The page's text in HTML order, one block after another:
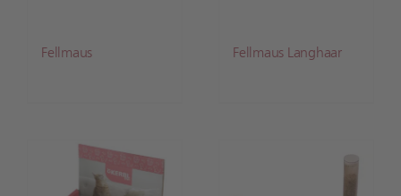
Fellmaus Fellmaus Langhaar